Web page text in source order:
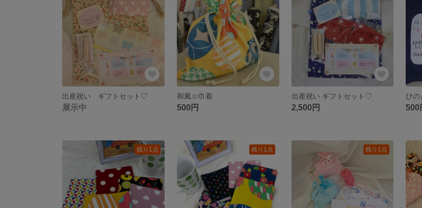
出産祝い ギフトセット♡
展示中
和風☆巾着
500円
出産祝い ギフトセット♡
2,500円 500
残り1点 残り1点 残り1点